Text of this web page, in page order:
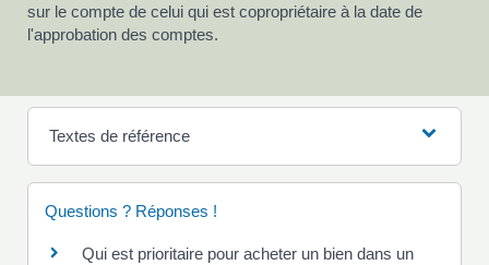
sur le compte de celui qui est copropriétaire à la date de
l'approbation des comptes.
Textes de référence
Questions ? Réponses !
Qui est prioritaire pour acheter un bien dans un